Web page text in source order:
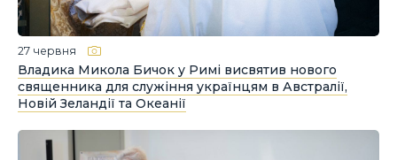
27 червня
Владика Микола Бичок у Римі висвятив нового
священника для служіння українцям в Австралії,
Новій Зеландії та Океанії